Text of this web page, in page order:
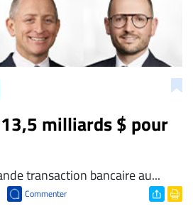
13,5 milliards $ pour
transaction bancaire au...
Commenter